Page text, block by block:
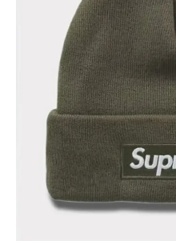
Supreme シュプ
リーム 2025AW
New Era Box
Logo Beanie ニ
ューエラ ボックス
ロゴビーニー ライ
トオリーブ
(税込)
NEW ITEMS